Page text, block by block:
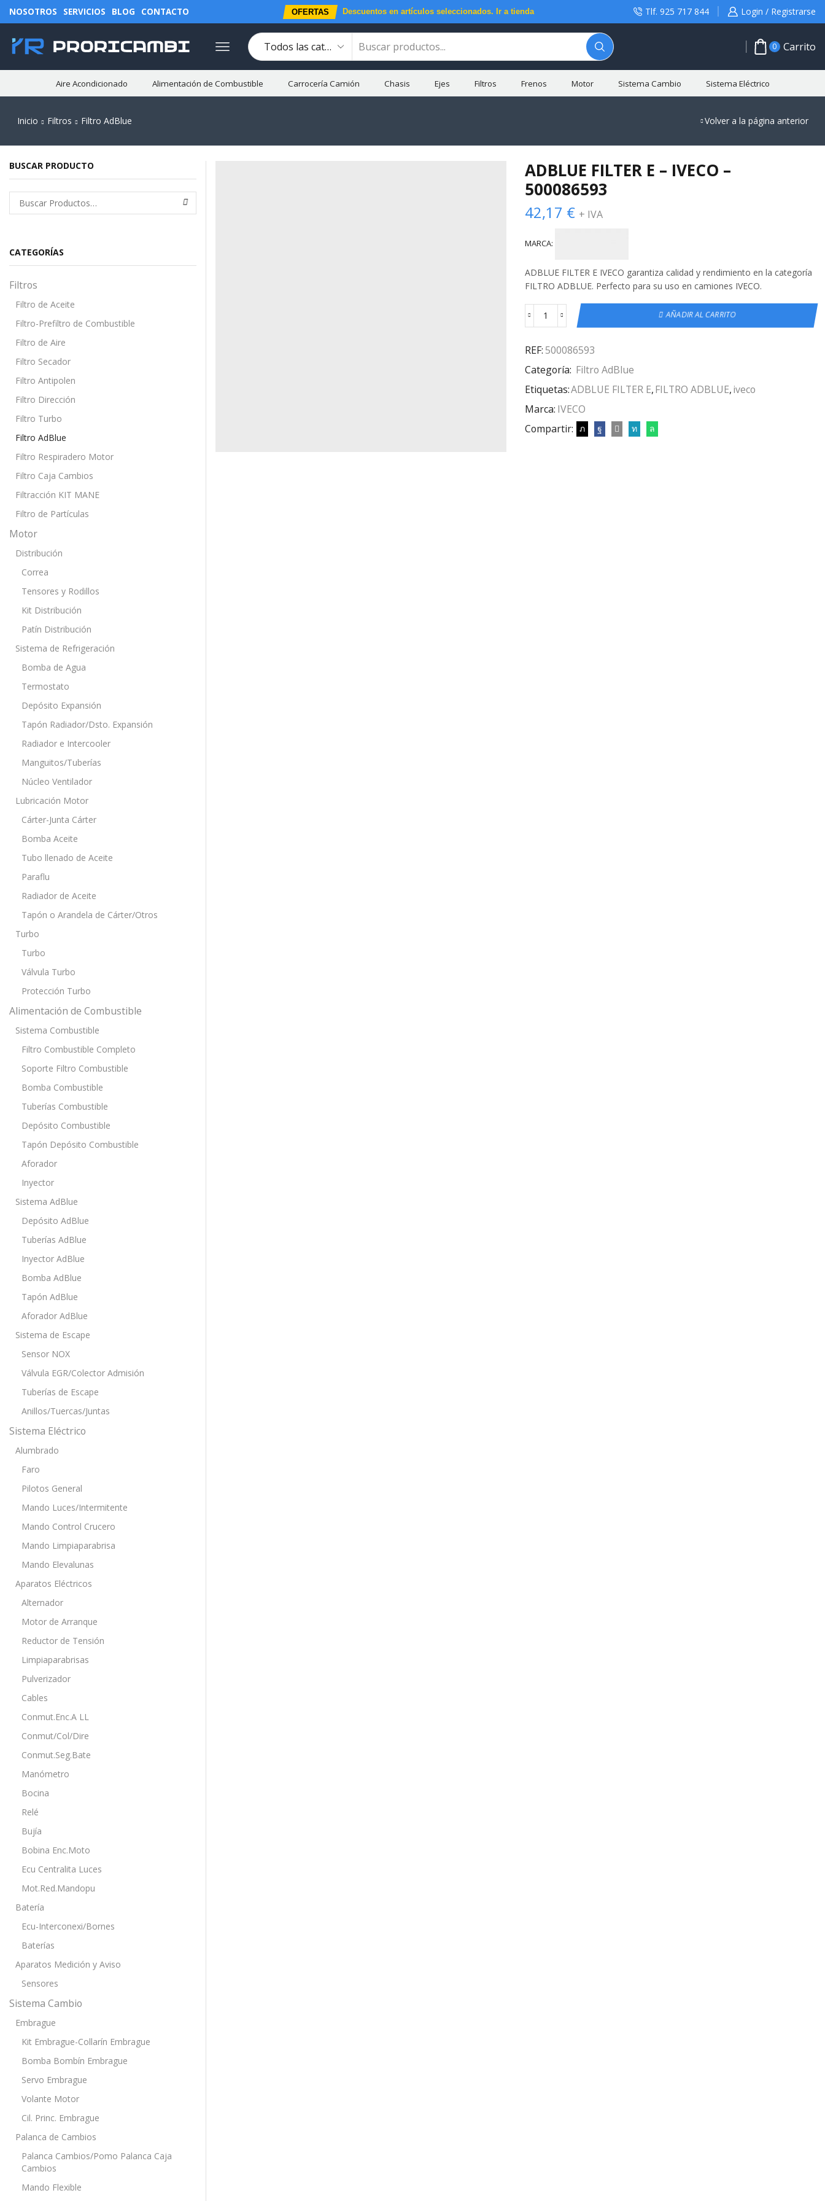
NOSOTROS SERVICIOS BLOG CONTACTO OFERTAS Descuentos en artículos seleccionados. Ir a tienda Tlf. 925 717 844 Login / Registrarse
0 Carrito
Aire Acondicionado Alimentación de Combustible Carrocería Camión Chasis Ejes Filtros Frenos Motor Sistema Cambio Sistema Eléctrico
Inicio Filtros Filtro AdBlue Volver a la página anterior
ADBLUE FILTER E – IVECO –
500086593
42,17 € + IVA
MARCA:
ADBLUE FILTER E IVECO garantiza calidad y rendimiento en la categoría
FILTRO ADBLUE. Perfecto para su uso en camiones IVECO.
AÑADIR AL CARRITO
REF:500086593
Categoría: Filtro AdBlue
Etiquetas:ADBLUE FILTER E,FILTRO ADBLUE,iveco
Marca: IVECO
Compartir:
BUSCAR PRODUCTO
CATEGORÍAS
Filtros
Filtro de Aceite
Filtro-Prefiltro de Combustible
Filtro de Aire
Filtro Secador
Filtro Antipolen
Filtro Dirección
Filtro Turbo
Filtro AdBlue
Filtro Respiradero Motor
Filtro Caja Cambios
Filtracción KIT MANE
Filtro de Partículas
Motor
Distribución
Correa
Tensores y Rodillos
Kit Distribución
Patín Distribución
Sistema de Refrigeración
Bomba de Agua
Termostato
Depósito Expansión
Tapón Radiador/Dsto. Expansión
Radiador e Intercooler
Manguitos/Tuberías
Núcleo Ventilador
Lubricación Motor
Cárter-Junta Cárter
Bomba Aceite
Tubo llenado de Aceite
Paraflu
Radiador de Aceite
Tapón o Arandela de Cárter/Otros
Turbo
Turbo
Válvula Turbo
Protección Turbo
Alimentación de Combustible
Sistema Combustible
Filtro Combustible Completo
Soporte Filtro Combustible
Bomba Combustible
Tuberías Combustible
Depósito Combustible
Tapón Depósito Combustible
Aforador
Inyector
Sistema AdBlue
Depósito AdBlue
Tuberías AdBlue
Inyector AdBlue
Bomba AdBlue
Tapón AdBlue
Aforador AdBlue
Sistema de Escape
Sensor NOX
Válvula EGR/Colector Admisión
Tuberías de Escape
Anillos/Tuercas/Juntas
Sistema Eléctrico
Alumbrado
Faro
Pilotos General
Mando Luces/Intermitente
Mando Control Crucero
Mando Limpiaparabrisa
Mando Elevalunas
Aparatos Eléctricos
Alternador
Motor de Arranque
Reductor de Tensión
Limpiaparabrisas
Pulverizador
Cables
Conmut.Enc.A LL
Conmut/Col/Dire
Conmut.Seg.Bate
Manómetro
Bocina
Relé
Bujía
Bobina Enc.Moto
Ecu Centralita Luces
Mot.Red.Mandopu
Batería
Ecu-Interconexi/Bornes
Baterías
Aparatos Medición y Aviso
Sensores
Sistema Cambio
Embrague
Kit Embrague-Collarín Embrague
Bomba Bombín Embrague
Servo Embrague
Volante Motor
Cil. Princ. Embrague
Palanca de Cambios
Palanca Cambios/Pomo Palanca Caja
Cambios
Mando Flexible